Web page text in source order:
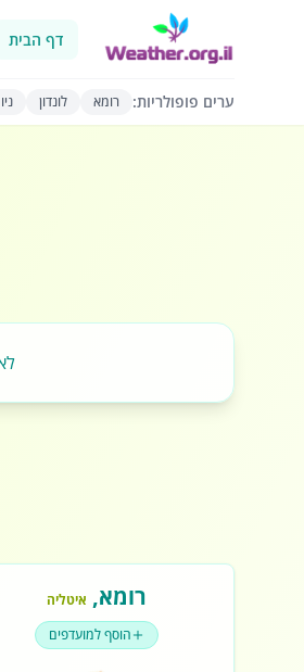
דף הבית
ערים פופולריות: רומא לונדון
רומא, איטליה
הוסף למועדפים